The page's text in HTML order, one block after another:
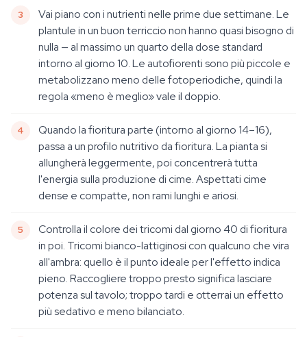
Vai piano con i nutrienti nelle prime due settimane. Le
plantule in un buon terriccio non hanno quasi bisogno di
nulla — al massimo un quarto della dose standard
intorno al giorno 10. Le autofiorenti sono più piccole e
metabolizzano meno delle fotoperiodiche, quindi la
regola «meno è meglio» vale il doppio.
Quando la fioritura parte (intorno al giorno 14–16),
passa a un profilo nutritivo da fioritura. La pianta si
allungherà leggermente, poi concentrerà tutta
l'energia sulla produzione di cime. Aspettati cime
dense e compatte, non rami lunghi e ariosi.
Controlla il colore dei tricomi dal giorno 40 di fioritura
in poi. Tricomi bianco-lattiginosi con qualcuno che vira
all'ambra: quello è il punto ideale per l'effetto indica
pieno. Raccogliere troppo presto significa lasciare
potenza sul tavolo; troppo tardi e otterrai un effetto
più sedativo e meno bilanciato.